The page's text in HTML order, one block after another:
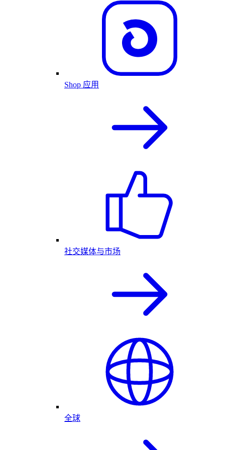
Shop 应用
社交媒体与市场
全球